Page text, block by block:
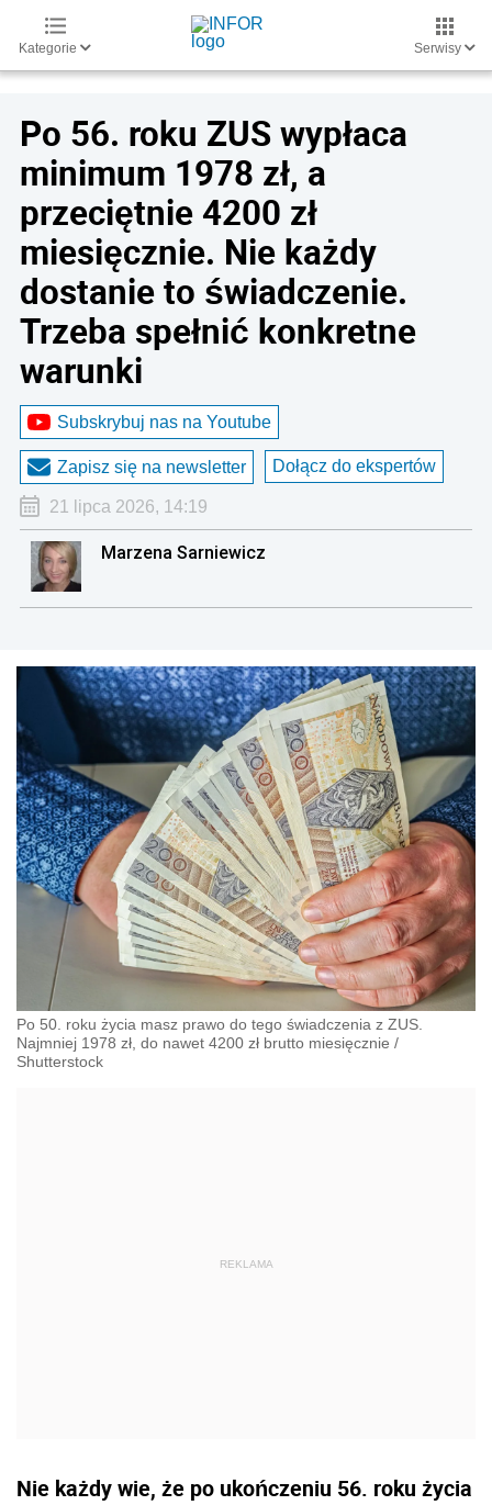
Kategorie Serwisy
Po 56. roku ZUS wypłaca
minimum 1978 zł, a
przeciętnie 4200 zł
miesięcznie. Nie każdy
dostanie to świadczenie.
Trzeba spełnić konkretne
warunki
Subskrybuj nas na Youtube
Zapisz się na newsletter Dołącz do ekspertów
21 lipca 2026, 14:19
Marzena Sarniewicz
Po 50. roku życia masz prawo do tego świadczenia z ZUS.
Najmniej 1978 zł, do nawet 4200 zł brutto miesięcznie /
Shutterstock
Nie każdy wie, że po ukończeniu 56. roku życia